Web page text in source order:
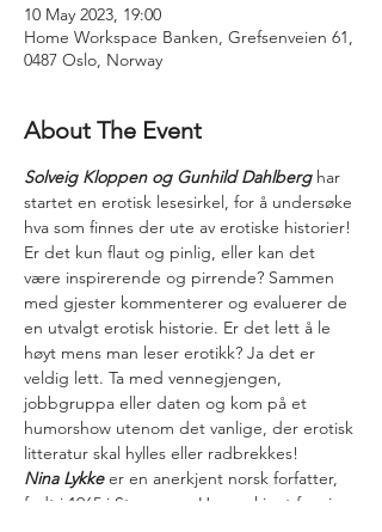
10 May 2023, 19:00
Home Workspace Banken, Grefsenveien 61,
0487 Oslo, Norway
About The Event
Solveig Kloppen og Gunhild Dahlberg har
startet en erotisk lesesirkel, for å undersøke
hva som finnes der ute av erotiske historier!
Er det kun flaut og pinlig, eller kan det
være inspirerende og pirrende? Sammen
med gjester kommenterer og evaluerer de
en utvalgt erotisk historie. Er det lett å le
høyt mens man leser erotikk? Ja det er
veldig lett. Ta med vennegjengen,
jobbgruppa eller daten og kom på et
humorshow utenom det vanlige, der erotisk
litteratur skal hylles eller radbrekkes!
Nina Lykke er en anerkjent norsk forfatter,
født i 1965 i Stavanger. Hun er kjent for sine